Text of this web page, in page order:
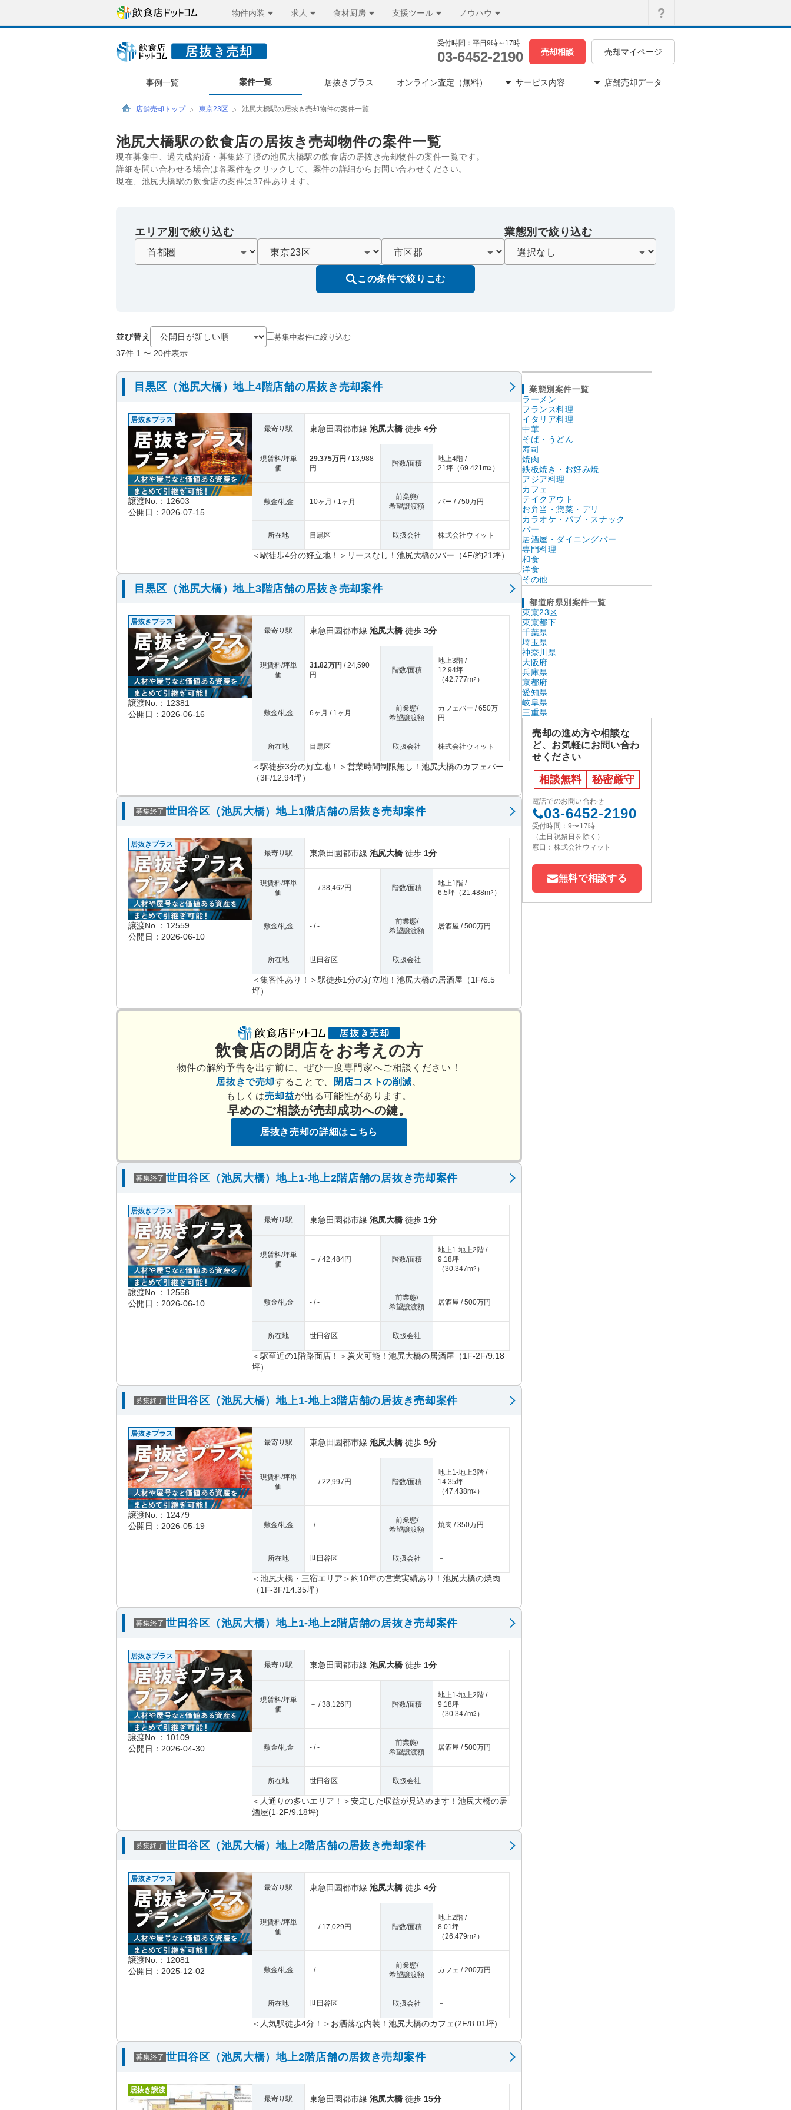
物件内装 求人 食材厨房 支援ツール ノウハウ
受付時間：平日9時～17時
03-6452-2190 売却相談 売却マイページ
事例一覧 案件一覧 居抜きプラス オンライン査定（無料） サービス内容 店舗売却データ
店舗売却トップ 東京23区 池尻大橋駅の居抜き売却物件の案件一覧
池尻大橋駅の飲食店の居抜き売却物件の案件一覧
現在募集中、過去成約済・募集終了済の池尻大橋駅の飲食店の居抜き売却物件の案件一覧です。
詳細を問い合わせる場合は各案件をクリックして、案件の詳細からお問い合わせください。
現在、池尻大橋駅の飲食店の案件は37件あります。
エリア別で絞り込む 業態別で絞り込む
この条件で絞りこむ
並び替え 募集中案件に絞り込む
37件 1 〜 20件表示
目黒区（池尻大橋）地上4階店舗の居抜き売却案件
居抜きプラス
譲渡No.：12603
公開日：2026-07-15
最寄り駅 東急田園都市線 池尻大橋 徒歩 4分
現賃料/坪単
価
29.375万円 / 13,988
円
階数/面積
地上4階 /
21坪 （69.421m2 ）
敷金/礼金 10ヶ月 / 1ヶ月
前業態/
希望譲渡額
バー / 750万円
所在地 目黒区 取扱会社 株式会社ウィット
＜駅徒歩4分の好立地！＞リースなし！池尻大橋のバー（4F/約21坪）
目黒区（池尻大橋）地上3階店舗の居抜き売却案件
居抜きプラス
譲渡No.：12381
公開日：2026-06-16
最寄り駅 東急田園都市線 池尻大橋 徒歩 3分
現賃料/坪単
価
31.82万円 / 24,590
円
階数/面積
地上3階 /
12.94坪
（42.777m2 ）
敷金/礼金 6ヶ月 / 1ヶ月
前業態/
希望譲渡額
カフェバー / 650万
円
所在地 目黒区 取扱会社 株式会社ウィット
＜駅徒歩3分の好立地！＞営業時間制限無し！池尻大橋のカフェバー
（3F/12.94坪）
募集終了 世田谷区（池尻大橋）地上1階店舗の居抜き売却案件
居抜きプラス
譲渡No.：12559
公開日：2026-06-10
最寄り駅 東急田園都市線 池尻大橋 徒歩 1分
現賃料/坪単
価
－ / 38,462円 階数/面積
地上1階 /
6.5坪 （21.488m2 ）
敷金/礼金 - / -
前業態/
希望譲渡額
居酒屋 / 500万円
所在地 世田谷区 取扱会社 －
＜集客性あり！＞駅徒歩1分の好立地！池尻大橋の居酒屋（1F/6.5
坪）
飲食店の閉店をお考えの方
物件の解約予告を出す前に、ぜひ一度専門家へご相談ください！
居抜きで売却することで、 閉店コストの削減
もしくは売却益が出る可能性があります。
早めのご相談が売却成功への鍵。
居抜き売却の詳細はこちら
募集終了 世田谷区（池尻大橋）地上1-地上2階店舗の居抜き売却案件
居抜きプラス
譲渡No.：12558
公開日：2026-06-10
最寄り駅 東急田園都市線 池尻大橋 徒歩 1分
現賃料/坪単
価
－ / 42,484円 階数/面積
地上1-地上2階 /
9.18坪
（30.347m2 ）
敷金/礼金 - / -
前業態/
希望譲渡額
居酒屋 / 500万円
所在地 世田谷区 取扱会社 －
＜駅至近の1階路面店！＞炭火可能！池尻大橋の居酒屋（1F-2F/9.18
坪）
募集終了 世田谷区（池尻大橋）地上1-地上3階店舗の居抜き売却案件
居抜きプラス
譲渡No.：12479
公開日：2026-05-19
最寄り駅 東急田園都市線 池尻大橋 徒歩 9分
現賃料/坪単
価
－ / 22,997円 階数/面積
地上1-地上3階 /
14.35坪
（47.438m2 ）
敷金/礼金 - / -
前業態/
希望譲渡額
焼肉 / 350万円
所在地 世田谷区 取扱会社 －
＜池尻大橋・三宿エリア＞約10年の営業実績あり！池尻大橋の焼肉
（1F-3F/14.35坪）
募集終了 世田谷区（池尻大橋）地上1-地上2階店舗の居抜き売却案件
居抜きプラス
譲渡No.：10109
公開日：2026-04-30
最寄り駅 東急田園都市線 池尻大橋 徒歩 1分
現賃料/坪単
価
－ / 38,126円 階数/面積
地上1-地上2階 /
9.18坪
（30.347m2 ）
敷金/礼金 - / -
前業態/
希望譲渡額
居酒屋 / 500万円
所在地 世田谷区 取扱会社 －
＜人通りの多いエリア！＞安定した収益が見込めます！池尻大橋の居
酒屋(1-2F/9.18坪)
募集終了 世田谷区（池尻大橋）地上2階店舗の居抜き売却案件
居抜きプラス
譲渡No.：12081
公開日：2025-12-02
最寄り駅 東急田園都市線 池尻大橋 徒歩 4分
現賃料/坪単
価
－ / 17,029円 階数/面積
地上2階 /
8.01坪
（26.479m2 ）
敷金/礼金 - / -
前業態/
希望譲渡額
カフェ / 200万円
所在地 世田谷区 取扱会社 －
＜人気駅徒歩4分！＞お洒落な内装！池尻大橋のカフェ(2F/8.01坪)
募集終了 世田谷区（池尻大橋）地上2階店舗の居抜き売却案件
居抜き譲渡
最寄り駅
東急田園都市線 池尻大橋 徒歩 15分
業態別案件一覧
ラーメン
フランス料理
イタリア料理
中華
そば・うどん
寿司
焼肉
鉄板焼き・お好み焼
アジア料理
カフェ
テイクアウト
お弁当・惣菜・デリ
カラオケ・パブ・スナック
バー
居酒屋・ダイニングバー
専門料理
和食
洋食
その他
都道府県別案件一覧
東京23区
東京都下
千葉県
埼玉県
神奈川県
大阪府
兵庫県
京都府
愛知県
岐阜県
三重県
売却の進め方や相談な
ど、お気軽にお問い合わ
せください
相談無料 秘密厳守
電話でのお問い合わせ
03-6452-2190
受付時間：9〜17時
（土日祝祭日を除く）
窓口：株式会社ウィット
無料で相談する